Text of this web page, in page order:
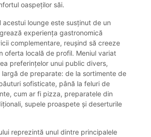
oaspeților săi.
acestui lounge este susținut de un
experiența gastronomică
complementare, reușind să creeze
oferta locală de profil. Meniul variat
preferințelor unui public divers,
de preparate: de la sortimente de
sofisticate, până la feluri de
cum ar fi pizza, preparatele din
supele proaspete și deserturile
reprezintă unul dintre principalele